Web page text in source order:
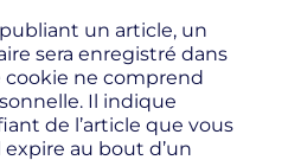
un article, un
sera enregistré dans
cookie ne comprend
Il indique
de l’article que vous
au bout d’un